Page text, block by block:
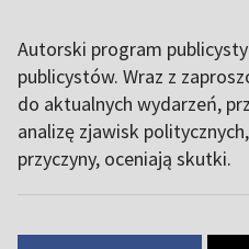
Autorski program
publicystów. Wraz z
do aktualnych wydarzeń,
analizę zjawisk
przyczyny, oceniają skutki.